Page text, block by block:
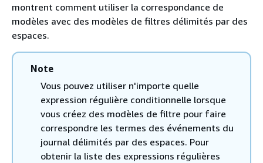
montrent comment utiliser la correspondance de
modèles avec des modèles de filtres délimités par des
espaces.
Note
Vous pouvez utiliser n'importe quelle
expression régulière conditionnelle lorsque
vous créez des modèles de filtre pour faire
correspondre les termes des événements du
journal délimités par des espaces. Pour
obtenir la liste des expressions régulières